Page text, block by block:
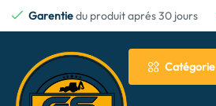
Garentiedu produit aprés 30 jours
Catégorie